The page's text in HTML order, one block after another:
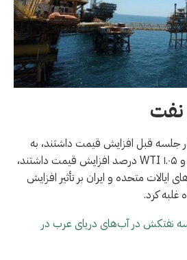
نفت
قبل افزایش قیمت داشتند، به
طوری که برنت ۰.۸۷ درصد و WTI ۱.۰۵ درصد افزایش قیمت داشتند،
ایالات متحده و ایران بر تأثیر افزایش
کرد.
نفتکش در آب‌های دریای عرب در